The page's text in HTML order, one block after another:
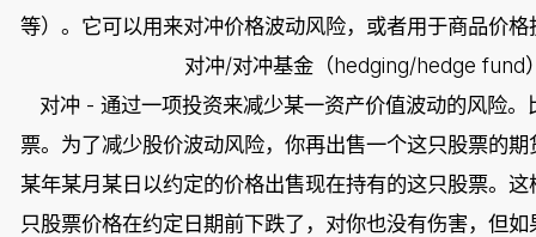
等）。它可以用来对冲价格波动风险，或者用于商品价格
对冲/对冲基金（hedging/hedge fund
对冲 - 通过一项投资来减少某一资产价值波动的风险。
票。为了减少股价波动风险，你再出售一个这只股票的
某年某月某日以约定的价格出售现在持有的这只股票。
只股票价格在约定日期前下跌了，对你也没有伤害，但